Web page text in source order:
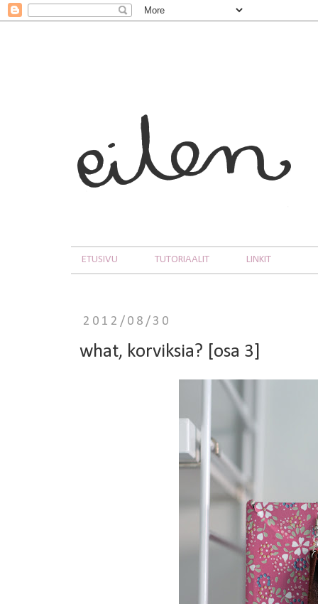
ETUSIVU TUTORIAALIT LINKIT
2012/08/30
what, korviksia? [osa 3]